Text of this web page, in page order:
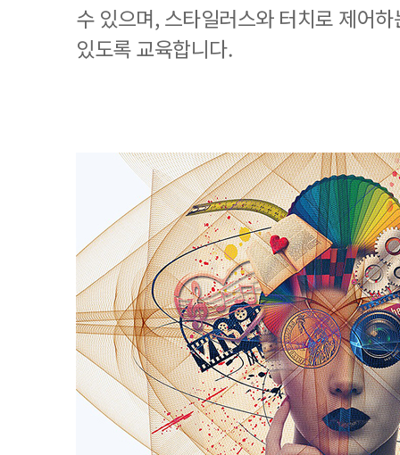
수 있으며, 스타일러스와 터치로 제어
있도록 교육합니다.